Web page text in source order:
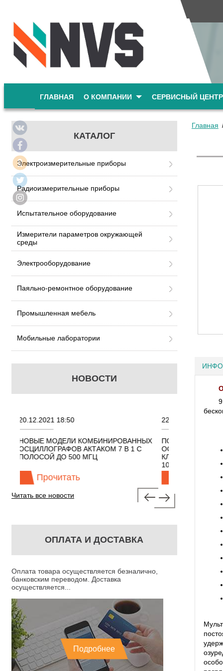
ГЛАВНАЯ О КОМПАНИИ СЕРВИСНЫЙ ЦЕНТР
КАТАЛОГ
Электроизмерительные приборы
Радиоизмерительные приборы
Испытательное оборудование
Измерители параметров окружающей
среды
Электрооборудование
Паяльно-ремонтное оборудование
Промышленная мебель
Мобильные лаборатории
НОВОСТИ
7 В 1 С
22.11.2021 18:41
ПОРТАТИВНЫЕ КОМБИНИРОВАННЫЕ
ОСЦИЛЛОГРАФЫ ЭКОНОМНОГО
КЛАССА АКТАКОМ "3 В 1" С ПОЛОСОЙ
Прочитать
Читать все новости
ОПЛАТА И ДОСТАВКА
Оплата товара осуществляется безналично,
банковским переводом. Доставка
осуществляется...
Подробнее
Главная